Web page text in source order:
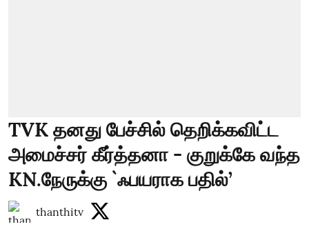
TVK தனது பேச்சில் தெறிக்கவிட்ட
அமைச்சர் கீர்த்தனா - குறுக்கே வந்த
KN.நேருக்கு `ஃபயராக பதில்’
thanthitv